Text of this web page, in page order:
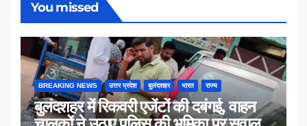
You missed
BREAKING NEWS उत्तर प्रदेश बुलंदशहर भारत राज्य
बुलंदशहर में रिकवरी एजेंटों की दबंगई, वाहन